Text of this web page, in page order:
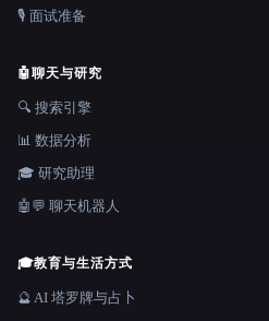
🎙️ 面试准备
🤖聊天与研究
🔍 搜索引擎
📊 数据分析
🎓 研究助理
🤖💬 聊天机器人
🎓教育与生活方式
🔮 AI 塔罗牌与占卜